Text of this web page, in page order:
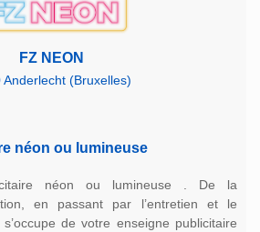
FZ NEON
Anderlecht (Bruxelles)
néon ou lumineuse
néon ou lumineuse . De la
en passant par l’entretien et le
de votre enseigne publicitaire